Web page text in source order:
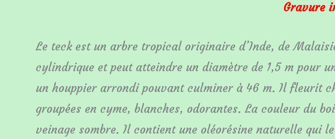
Gravure
Le teck est un arbre tropical originaire d’Inde, de
cylindrique et peut atteindre un diamètre de 1,5 m pour
un houppier arrondi pouvant culminer à 46 m. Il fleurit
groupées en cyme, blanches, odorantes. La couleur du
veinage sombre. Il contient une oléorésine naturelle qui